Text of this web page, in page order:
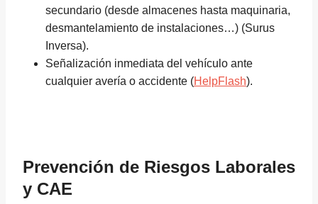
secundario (desde almacenes hasta maquinaria,
desmantelamiento de instalaciones…) (Surus
Inversa).
Señalización inmediata del vehículo ante
cualquier avería o accidente (HelpFlash).
Prevención de Riesgos Laborales
y CAE